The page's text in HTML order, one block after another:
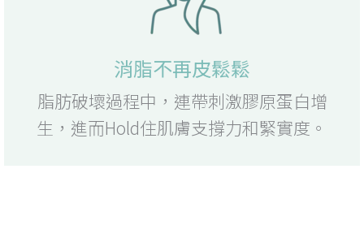
消脂不再皮鬆鬆
脂肪破壞過程中，連帶刺激膠原蛋白增
生，進而Hold住肌膚支撐力和緊實度。